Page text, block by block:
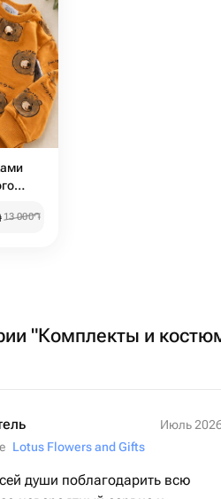
13 000֏
"Комплекты и
Июль
Lotus Flowers and Gifts
души поблагодарить всю